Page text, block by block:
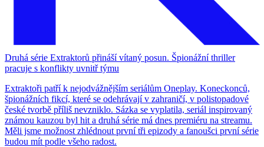
Druhá série Extraktorů přináší vítaný posun. Špionážní thriller
pracuje s konflikty uvnitř týmu
Extraktoři patří k nejodvážnějším seriálům Oneplay. Koneckonců,
špionážních fikcí, které se odehrávají v zahraničí, v polistopadové
české tvorbě příliš nevzniklo. Sázka se vyplatila, seriál inspirovaný
známou kauzou byl hit a druhá série má dnes premiéru na streamu.
Měli jsme možnost zhlédnout první tři epizody a fanoušci první série
budou mít podle všeho radost.